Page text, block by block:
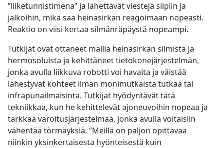
”liiketunnistimena” ja lähettävät viestejä siipiin ja
jalkoihin, mikä saa heinäsirkan reagoimaan nopeasti.
Reaktio on viisi kertaa silmänräpäystä nopeampi.
Tutkijat ovat ottaneet mallia heinäsirkan silmistä ja
hermosoluista ja kehittäneet tietokonejärjestelmän,
jonka avulla liikkuva robotti voi havaita ja väistää
lähestyvät kohteet ilman monimutkaista tutkaa tai
infrapunailmaisinta. Tutkijat hyödyntävät tätä
tekniikkaa, kun he kehittelevät ajoneuvoihin nopeaa ja
tarkkaa varoitusjärjestelmää, jonka avulla voitaisiin
vähentää törmäyksiä. ”Meillä on paljon opittavaa
niinkin yksinkertaisesta hyönteisestä kuin